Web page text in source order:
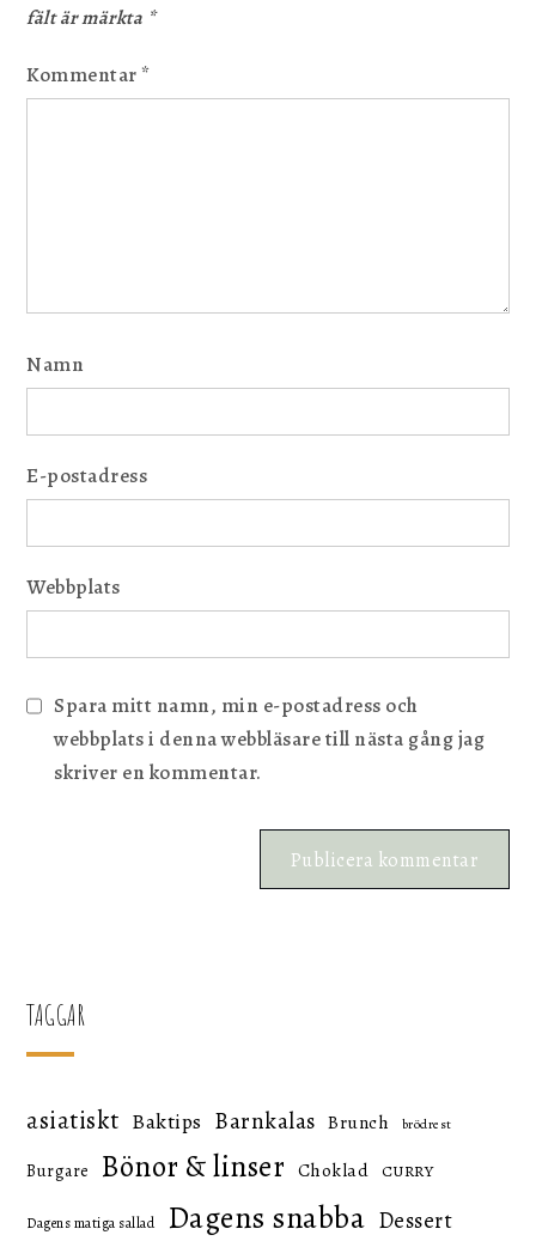
fält är märkta *
Kommentar*
Namn
E-postadress
Webbplats
Spara mitt namn, min e-postadress och
webbplats i denna webbläsare till nästa gång jag
skriver en kommentar.
TAGGAR
asiatiskt Baktips Barnkalas Brunch brödrest
Burgare Bönor & linser Choklad CURRY
Dagens matiga sallad Dagens snabba Dessert